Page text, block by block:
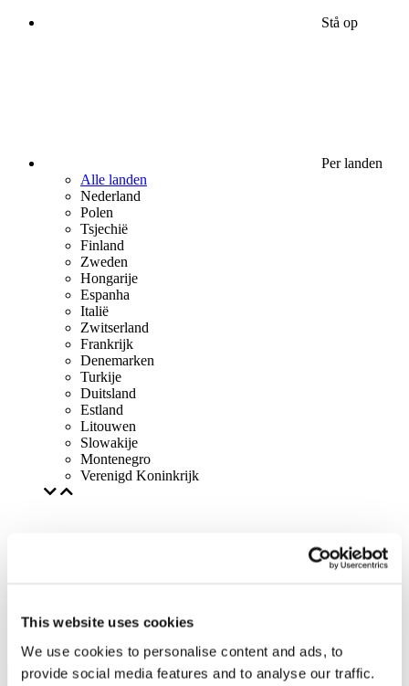
This website uses cookies
We use cookies to personalise content and ads, to
provide social media features and to analyse our traffic.
Stå op
Per landen
Alle landen
Nederland
Polen
Tsjechië
Finland
Zweden
Hongarije
Espanha
Italië
Zwitserland
Frankrijk
Denemarken
Turkije
Duitsland
Estland
Litouwen
Slowakije
Montenegro
Verenigd Koninkrijk